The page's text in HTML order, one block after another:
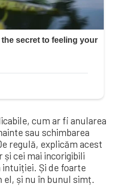
cum ar fi anularea
sau schimbarea
regulă, explicăm acest
cei mai incorigibili
Și de foarte
el, și nu în bunul simț.